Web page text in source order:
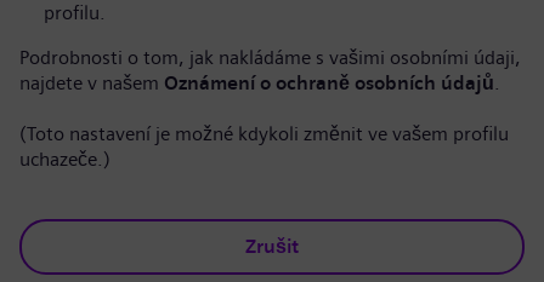
profilu.
Podrobnosti o tom, jak nakládáme s vašimi osobními údaji,
najdete v našem Oznámení o ochraně osobních údajů.
(Toto nastavení je možné kdykoli změnit ve vašem profilu
uchazeče.)
Zrušit